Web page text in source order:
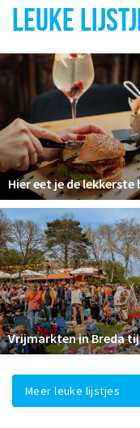
LEUKE
Meer leuke lijstjes